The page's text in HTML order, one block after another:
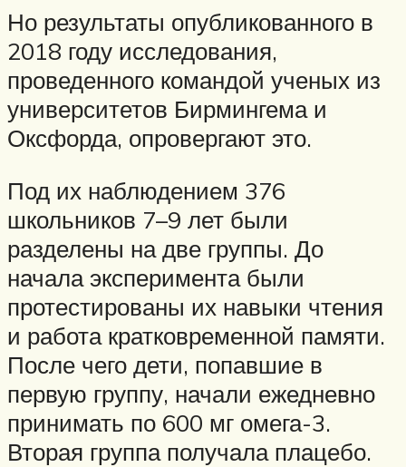
Но результаты опубликованного в
2018 году исследования,
проведенного командой ученых из
университетов Бирмингема и
Оксфорда, опровергают это.
Под их наблюдением 376
школьников 7–9 лет были
разделены на две группы. До
начала эксперимента были
протестированы их навыки чтения
и работа кратковременной памяти.
После чего дети, попавшие в
первую группу, начали ежедневно
принимать по 600 мг омега-3.
Вторая группа получала плацебо.